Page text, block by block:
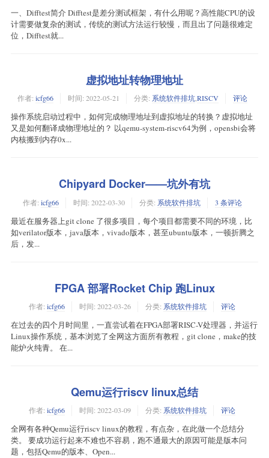
一、Difftest简介 Difftest是差分测试框架，有什么用呢？高性能CPU的设
计需要做复杂的测试，传统的测试方法运行较慢，而且出了问题很难定
位，Difftest就...
虚拟地址转物理地址
作者: icfg66 时间: 2022-05-21 分类: 系统软件排坑,RISCV 评论
操作系统启动过程中，如何完成物理地址到虚拟地址的转换？虚拟地址
又是如何翻译成物理地址的？ 以qemu-system-riscv64为例，opensbi会将
内核搬到内存0x...
Chipyard Docker——坑外有坑
作者: icfg66 时间: 2022-03-30 分类: 系统软件排坑 3 条评论
最近在服务器上git clone 了很多项目，每个项目都需要不同的环境，比
如verilator版本，java版本，vivado版本，甚至ubuntu版本，一顿折腾之
后，发...
FPGA 部署Rocket Chip 跑Linux
作者: icfg66 时间: 2022-03-26 分类: 系统软件排坑 评论
在过去的四个月时间里，一直尝试着在FPGA部署RISC-V处理器，并运行
Linux操作系统，基本浏览了全网这方面所有教程，git clone，make的技
能炉火纯青。 在...
Qemu运行riscv linux总结
作者: icfg66 时间: 2022-03-09 分类: 系统软件排坑 评论
全网有各种Qemu运行riscv linux的教程，有点杂，在此做一个总结分
类。 要成功运行起来不难也不容易，跑不通最大的原因可能是版本问
题，包括Qemu的版本、Open...